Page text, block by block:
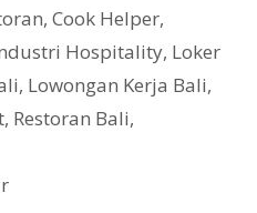
,Cook Helper,
Hospitality, Loker
, Lowongan Kerja Bali,
, Restoran Bali,